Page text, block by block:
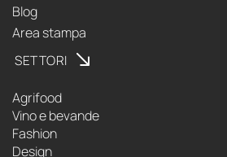
Blog
Area stampa
SETTORI
Agrifood
Vino e bevande
Fashion
Design